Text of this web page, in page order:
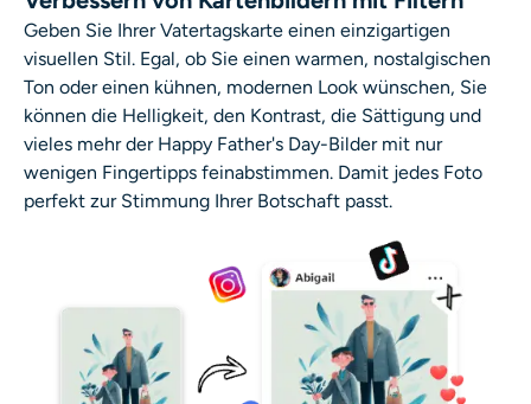
Geben Sie Ihrer Vatertagskarte einen einzigartigen
visuellen Stil. Egal, ob Sie einen warmen, nostalgischen
Ton oder einen kühnen, modernen Look wünschen, Sie
können die Helligkeit, den Kontrast, die Sättigung und
vieles mehr der Happy Father's Day-Bilder mit nur
wenigen Fingertipps feinabstimmen. Damit jedes Foto
perfekt zur Stimmung Ihrer Botschaft passt.